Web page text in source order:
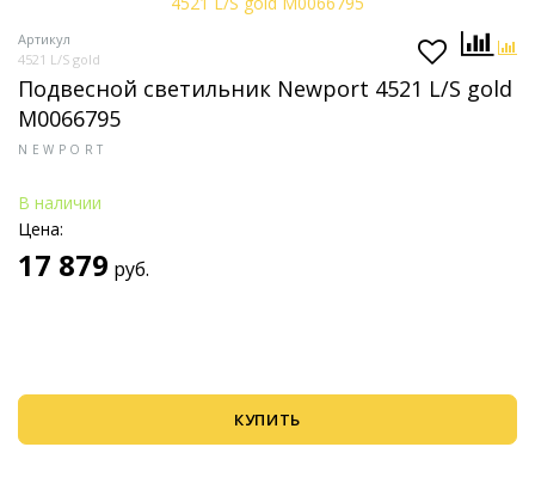
Артикул
4521 L/S gold
Подвесной светильник Newport 4521 L/S gold
М0066795
NEWPORT
В наличии
Цена:
17 879 руб.
КУПИТЬ